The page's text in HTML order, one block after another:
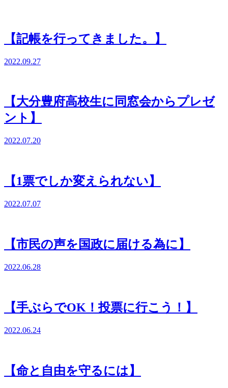
【記帳を行ってきました。】
2022.09.27
【大分豊府高校生に同窓会からプレゼ
ント】
2022.07.20
【1票でしか変えられない】
2022.07.07
【市民の声を国政に届ける為に】
2022.06.28
【手ぶらでOK！投票に行こう！】
2022.06.24
【命と自由を守るには】